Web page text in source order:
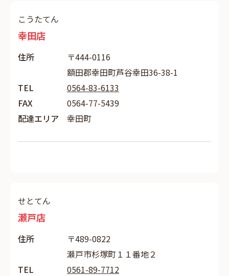
こうたてん
幸田店
住所
〒444-0116
額田郡幸田町芦谷幸田36-38-1
TEL
0564-83-6133
FAX
0564-77-5439
配達エリア
幸田町
せとてん
瀬戸店
住所
〒489-0822
瀬戸市杉塚町１１番地２
TEL
0561-89-7712